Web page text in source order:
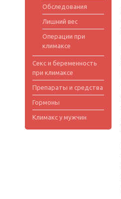
Обследования
Лишний вес
Операции при
климаксе
Секс и беременность
при климаксе
Препараты и средства
Гормоны
Климакс у мужчин